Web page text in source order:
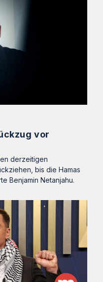
vor
derzeitigen
bis die Hamas
Benjamin Netanjahu.